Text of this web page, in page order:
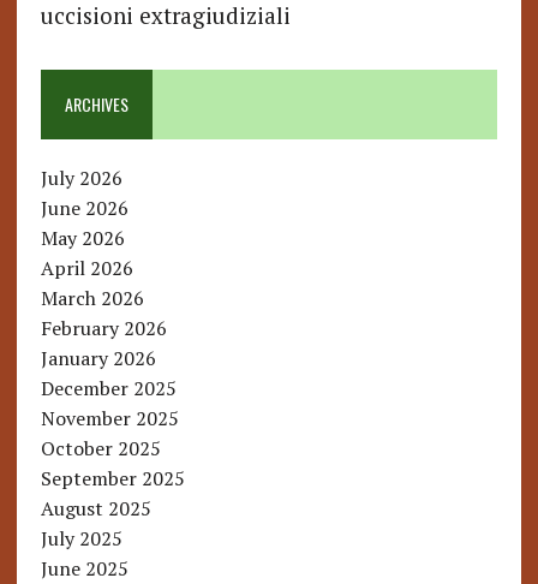
uccisioni extragiudiziali
ARCHIVES
July 2026
June 2026
May 2026
April 2026
March 2026
February 2026
January 2026
December 2025
November 2025
October 2025
September 2025
August 2025
July 2025
June 2025